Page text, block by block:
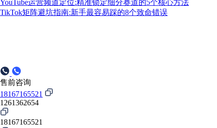
YouTube运营频道定位:精准锁定细分赛道的5个核心方法
TikTok矩阵避坑指南:新手最容易踩的8个致命错误
售前咨询
18167165521
1261362654
18167165521